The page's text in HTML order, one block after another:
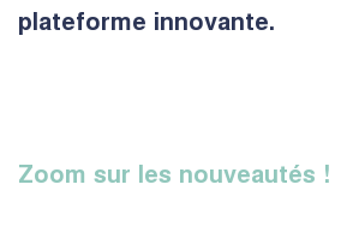
plateforme innovante.
Zoom sur les nouveautés !